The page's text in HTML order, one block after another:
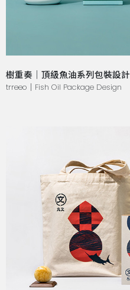
樹重奏｜頂級魚油系列包裝設計
trreeo｜Fish Oil Package Design